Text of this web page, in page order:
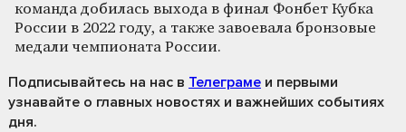
команда добилась выхода в финал Фонбет Кубка
России в 2022 году, а также завоевала бронзовые
медали чемпионата России.
Подписывайтесь на нас в Телеграме и первыми
узнавайте о главных новостях и важнейших событиях
дня.